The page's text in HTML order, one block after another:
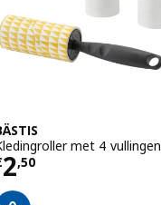
met 4 vullingen
2,50 € 2,50